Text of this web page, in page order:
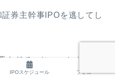
券主幹事IPOを逃してし
すぎて、じゃっかん笑え
IPOスケジュール フォロー